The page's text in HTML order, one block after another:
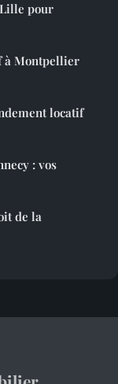
pour
à Montpellier
locatif
: vos
de la